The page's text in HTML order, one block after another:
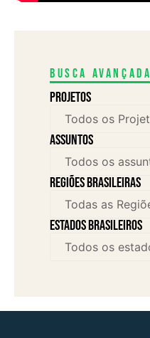
Busca avançada
Projetos
assuntos
Regiões brasileiras
Estados brasileiros